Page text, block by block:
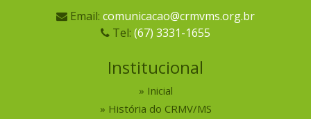
Email: comunicacao@crmvms.org.br
Tel: (67) 3331-1655
Institucional
Inicial
História do CRMV/MS